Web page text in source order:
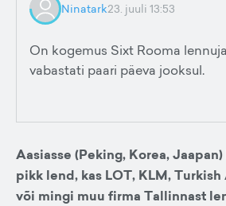
Ninatark23. juuli 13:53
On kogemus Sixt Rooma
vabastati paari päeva jooksul.
Aasiasse (Peking, Korea,
pikk lend, kas LOT, KLM,
või mingi muu firma Tallinnast